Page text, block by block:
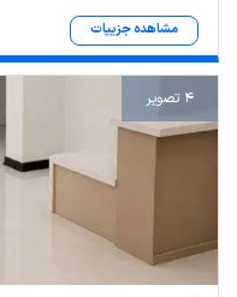
مشاهده جزییات
4 تصویر